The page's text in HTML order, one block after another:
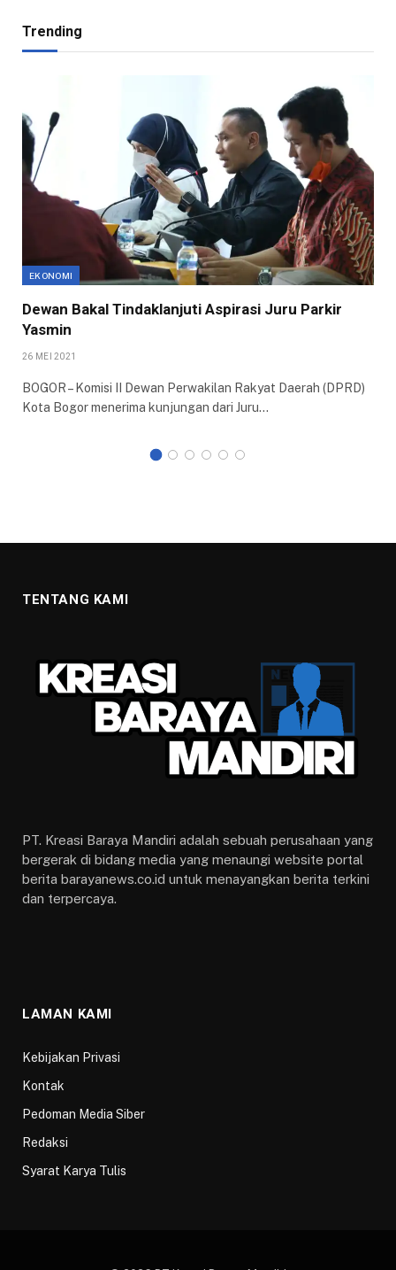
Trending
EKONOMI
Dewan Bakal Tindaklanjuti Aspirasi Juru Parkir
Yasmin
26 MEI 2021
BOGOR – Komisi II Dewan Perwakilan Rakyat Daerah (DPRD)
Kota Bogor menerima kunjungan dari Juru…
TENTANG KAMI
PT. Kreasi Baraya Mandiri adalah sebuah perusahaan yang
bergerak di bidang media yang menaungi website portal
berita barayanews.co.id untuk menayangkan berita terkini
dan terpercaya.
LAMAN KAMI
Kebijakan Privasi
Kontak
Pedoman Media Siber
Redaksi
Syarat Karya Tulis